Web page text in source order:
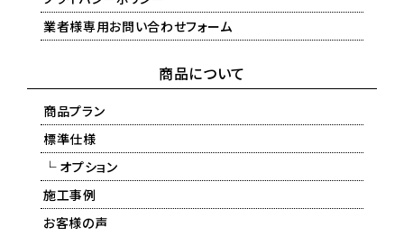
業者様専用お問い合わせフォーム
商品について
商品プラン
標準仕様
└ オプション
施工事例
お客様の声